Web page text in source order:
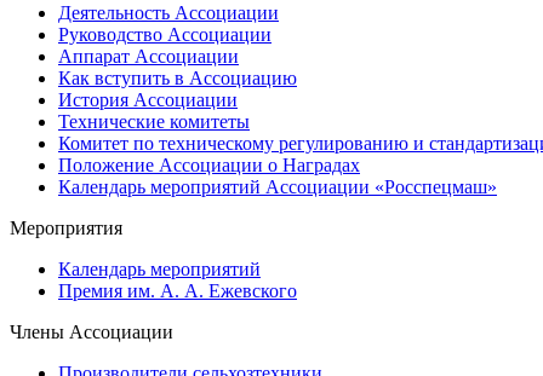
Деятельность Ассоциации
Руководство Ассоциации
Аппарат Ассоциации
Как вступить в Ассоциацию
История Ассоциации
Технические комитеты
Комитет по техническому регулированию и
Положение Ассоциации о Наградах
Календарь мероприятий Ассоциации «Росспецмаш»
Мероприятия
Календарь мероприятий
Премия им. А. А. Ежевского
Члены Ассоциации